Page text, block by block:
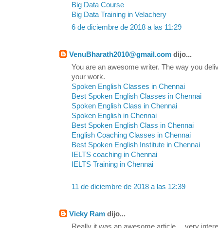
Big Data Course
Big Data Training in Velachery
6 de diciembre de 2018 a las 11:29
VenuBharath2010@gmail.com dijo...
You are an awesome writer. The way you
your work.
Spoken English Classes in Chennai
Best Spoken English Classes in Chennai
Spoken English Class in Chennai
Spoken English in Chennai
Best Spoken English Class in Chennai
English Coaching Classes in Chennai
Best Spoken English Institute in Chennai
IELTS coaching in Chennai
IELTS Training in Chennai
11 de diciembre de 2018 a las 12:39
Vicky Ram dijo...